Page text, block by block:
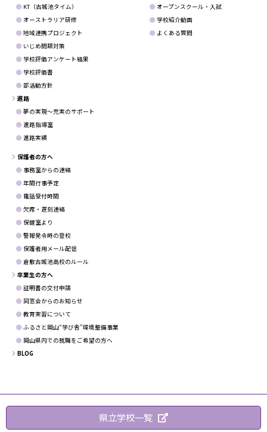
KT（古城池タイム）
オーストラリア研修
地域連携プロジェクト
いじめ問題対策
学校評価アンケート結果
学校評価書
部活動方針
進路
夢の実現～充実のサポート
進路指導室
進路実績
オープンスクール・入試
学校紹介動画
よくある質問
保護者の方へ
事務室からの連絡
年間行事予定
電話受付時間
欠席・遅刻連絡
保健室より
警報発令時の登校
保護者用メール配信
倉敷古城池高校のルール
卒業生の方へ
証明書の交付申請
同窓会からのお知らせ
教育実習について
ふるさと岡山“学び舎”環境整備事業
岡山県内での就職をご希望の方へ
BLOG
県立学校一覧